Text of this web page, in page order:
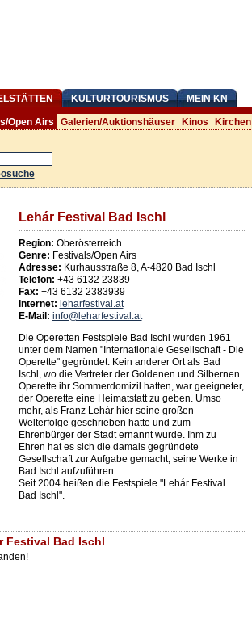
KULTURTOURISMUS MEIN KN
Open Airs Galerien/Auktionshäuser Kinos Kirchen
Lehár Festival Bad Ischl
Region: Oberösterreich
Genre: Festivals/Open Airs
Adresse: Kurhausstraße 8,A-4820 Bad Ischl
Telefon: +43 6132 23839
Fax: +43 6132 2383939
Internet: leharfestival.at
E-Mail: info@leharfestival.at
Die Operetten Festspiele Bad Ischl wurden 1961
unter dem Namen "Internationale Gesellschaft - Die
Operette" gegründet. Kein anderer Ort als Bad
Ischl, wo die Vertreter der Goldenen und Silbernen
Operette ihr Sommerdomizil hatten, war geeigneter,
der Operette eine Heimatstatt zu geben. Umso
mehr, als Franz Lehár hier seine großen
Welterfolge geschrieben hatte und zum
Ehrenbürger der Stadt ernannt wurde. Ihm zu
Ehren hat es sich die damals gegründete
Gesellschaft zur Aufgabe gemacht, seine Werke in
Bad Ischl aufzuführen.
Seit 2004 heißen die Festspiele "Lehár Festival
Bad Ischl".
Festival Bad Ischl